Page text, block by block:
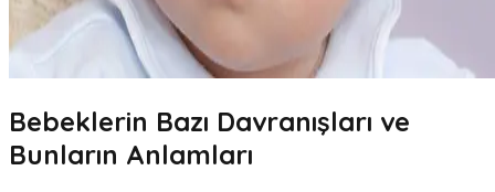
Bebeklerin Bazı Davranışları ve
Bunların Anlamları